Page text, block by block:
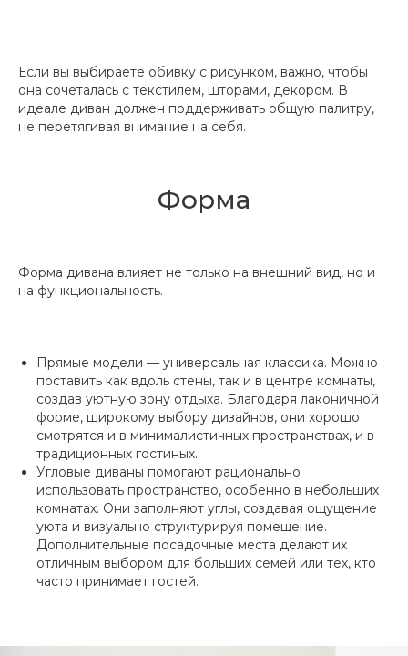
Если вы выбираете обивку с рисунком, важно, чтобы
она сочеталась с текстилем, шторами, декором. В
идеале диван должен поддерживать общую палитру,
не перетягивая внимание на себя.
Форма
Форма дивана влияет не только на внешний вид, но и
на функциональность.
Прямые модели — универсальная классика. Можно
поставить как вдоль стены, так и в центре комнаты,
создав уютную зону отдыха. Благодаря лаконичной
форме, широкому выбору дизайнов, они хорошо
смотрятся и в минималистичных пространствах, и в
традиционных гостиных.
Угловые диваны помогают рационально
использовать пространство, особенно в небольших
комнатах. Они заполняют углы, создавая ощущение
уюта и визуально структурируя помещение.
Дополнительные посадочные места делают их
отличным выбором для больших семей или тех, кто
часто принимает гостей.